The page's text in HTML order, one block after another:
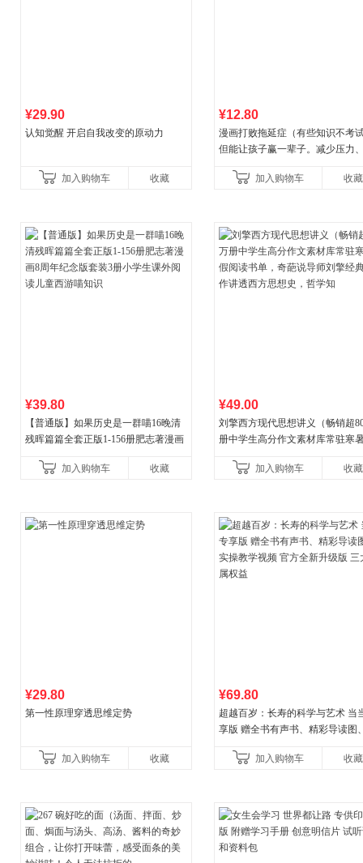
¥29.90
认知觉醒 开启自我改变的原动力
加入购物车 收藏
¥12.80
漫画打败拖延症（有些知识不考
但能让孩子赢一辈子。减少压力
合“小行动”触发大脑行动开
加入购物车 收藏
¥39.80
【普通版】如果历史是一群喵16晚清
残晖篇篇全套正版1-156册肥志著漫画
儿童西游喵知识
加入购物车 收藏
¥49.00
刘擎西方现代思想讲义（畅销超
册中学生高分作文素材库常驻寒
讲透西方思想史，哲学知
加入购物车 收藏
¥29.80
第一性原理穿透思维定势
加入购物车 收藏
¥69.80
超越百岁：长寿的科学与艺术 当
享版 赠全书有声书、精彩导读图
权益
加入购物车 收藏